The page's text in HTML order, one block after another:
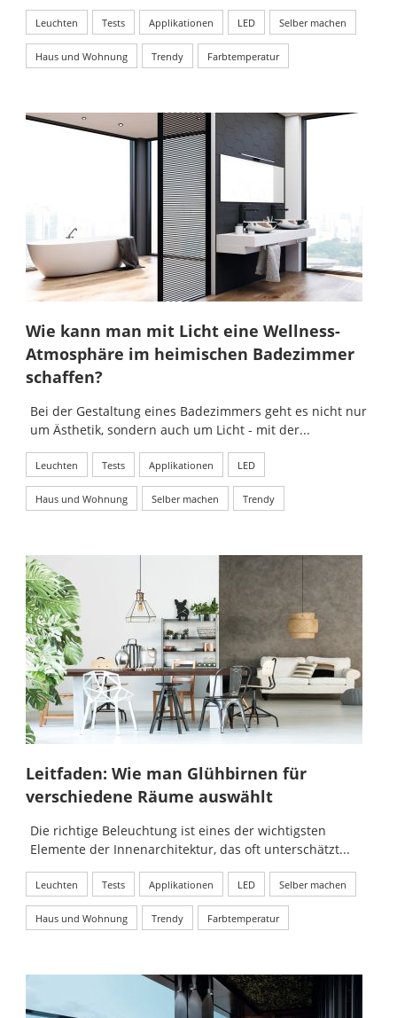
Leuchten Tests Applikationen LED Selber machen
Haus und Wohnung Trendy Farbtemperatur
Wie kann man mit Licht eine Wellness-
Atmosphäre im heimischen Badezimmer
schaffen?
Bei der Gestaltung eines Badezimmers geht es nicht nur
um Ästhetik, sondern auch um Licht - mit der...
Leuchten Tests Applikationen LED
Haus und Wohnung Selber machen Trendy
Leitfaden: Wie man Glühbirnen für
verschiedene Räume auswählt
Die richtige Beleuchtung ist eines der wichtigsten
Elemente der Innenarchitektur, das oft unterschätzt...
Leuchten Tests Applikationen LED Selber machen
Haus und Wohnung Trendy Farbtemperatur